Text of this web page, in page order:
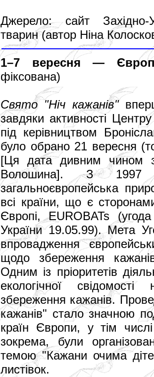
Джерело: сайт Західно-
тварин (автор Ніна
1–7 вересня —
фіксована)
Свято "Ніч кажанів"
завдяки активності
під керівництвом
було обрано 21 вересня
[Ця дата дивним чином
Волошина]. З 1997
загальноєвропейська
всі країни, що є
Європі, EUROBATs
України 19.05.99). Мета
впровадження
щодо збереження
Одним із пріоритетів
екологічної
збереження кажанів.
кажанів" стало значною
країн Європи, у тім
зокрема, були
темою "Кажани очима
листівок.